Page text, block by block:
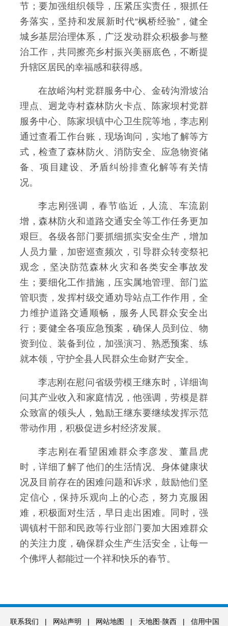
节； 要加强组织领导，压紧压实责任，狠抓任
务落实，坚持和发展新时代“枫桥经验”，健全
城乡基层治理体系，广泛发动群众积极参与整
治工作，共同擦亮乡村振兴美丽底色，不断提
升辖区居民的幸福感和获得感。
在故峪沟村党群服务中心、金砖沟滑坡治
理点、迥龙寺村森林防火卡点、陈家坝村党群
服务中心、陈家坝镇中心卫生院等地，李志刚
通过查看工作台账，现场询问，实地了解等方
式，检查了森林防火、消防安全、应急物资储
备、项目建设、矛盾纠纷排查化解等有关情
况。
李志刚强调， 春节临近，人流、车流剧
增，森林防火和道路交通安全等工作任务更加
艰巨。各级各部门要抓细抓实安全生产，增加
人员力量，加密巡查频次，引导群众转变祭祀
观念，坚决防范森林火灾和各类安全事故发
生； 要细化工作措施，压实属地管理、部门监
管职责，发挥村级交通劝导站点工作作用 ，全
力维护道路交通顺畅，服务人民群众安全出
行； 要健全各项应急预案，确保人员到位、物
资到位、装备到位，加强演习、熟悉预案、练
就本领，守护全县人民群众生命财产安全。
李志刚在慰问省级劳模王继东时，详细询
问其产业收入和家庭情况，他强调，劳模是群
众致富的领头人，勉励王继东要继续发挥示范
带动作用，积极促进乡村经济发展。
李志刚在看望困难群众李彦发、董昌虎
时，详细了解了他们的生活情况、身体健康状
况及目前存在的困难问题和诉求，鼓励他们坚
定信心，保持乐观向上的心态，努力克服困
难，积极面对生活，早日走出困难。同时，强
调镇村干部和民政等行业部门要加大困难群众
的关注力度，确保群众生产生活安全，让每一
个佛坪人都能过一个祥和快乐的春节。
联系我们 | 网站声明 | 网站地图 | 天地图·陕西 | 信用中国